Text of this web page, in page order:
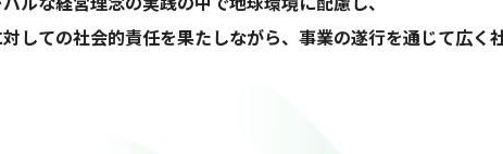
しての社会的責任を果たしながら、事業の遂行を通じて広く